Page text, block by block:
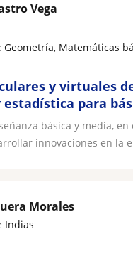
Vega
Geometría, Matemáticas
y virtuales
para
básica y media,
innovaciones en la
Morales
Indias